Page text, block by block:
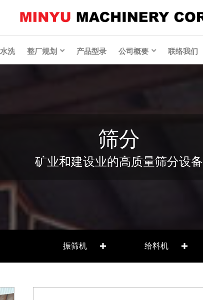
水洗 整厂规划 产品型录 公司概要 联络我们
筛分
矿业和建设业的高质量筛分设备
振筛机 给料机
MLH 水平式振动筛